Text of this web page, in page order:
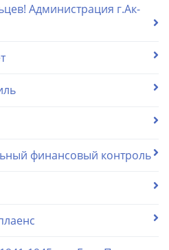
Администрация г.Ак-
финансовый контроль